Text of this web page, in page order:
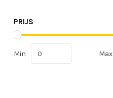
PRIJS
Min Max